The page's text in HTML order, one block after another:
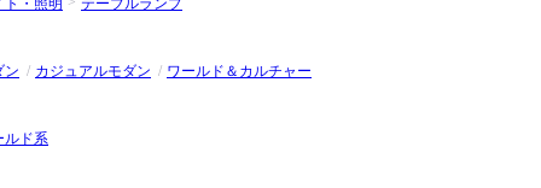
ベートでも親交があります。2001年に拠点をロサンゼルスに
のクリエイティブ・ディレクターに就任し、第一線で活躍
ト・照明
テーブルランプ
ン
カジュアルモダン ワールド＆カルチャー
ルド系